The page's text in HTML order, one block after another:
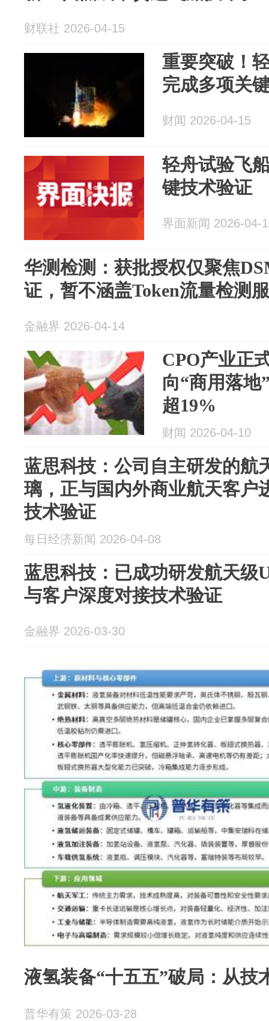
财联社 2026-04-15
重要突破！
完成多项关
财闻 2026-04-15
轻舟试验飞
键技术验证
界面新闻 2026-04-
华测检测：获批授权仅聚焦
证，暂不涵盖Token流量检测
金融界 2026-04-14
CPO产业正
向“商用落地
超19%
财闻 2026-04-10
蓝思科技：公司自主研发的航
璃，正与国内外商业航天客户
技术验证
每日经济新闻 2026-04-08
蓝思科技：已成功研发航天级
与客户深度对接技术验证
金融界 2026-03-30
液氢装备“十五五”破局：从技
普华有策 2026-03-28